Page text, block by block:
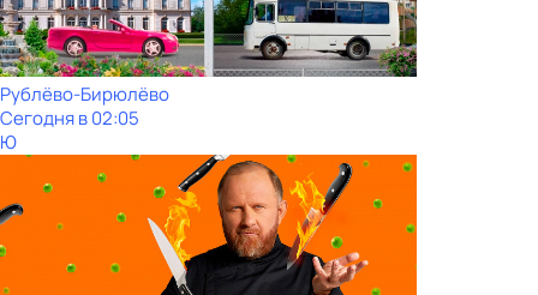
Рублёво-Бирюлёво
Сегодня в 02:05
Ю